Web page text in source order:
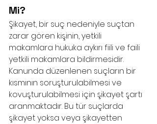
Mi?
Şikayet, bir suç nedeniyle suçtan
zarar gören kişinin, yetkili
makamlara hukuka aykırı fiili ve faili
yetkili makamlara bildirmesidir.
Kanunda düzenlenen suçların bir
kısmının soruşturulabilmesi ve
kovuşturulabilmesi için şikayet şartı
aranmaktadır. Bu tür suçlarda
şikayet yoksa veya şikayetten